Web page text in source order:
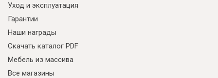
Уход и эксплуатация
Гарантии
Наши награды
Скачать каталог PDF
Мебель из массива
Все магазины